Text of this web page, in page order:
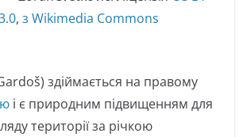
, з Wikimedia Commons
здіймається на правому
і є природним підвищенням для
території за річкою